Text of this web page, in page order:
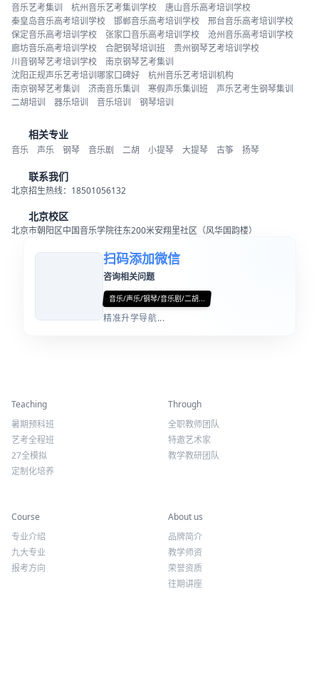
音乐艺考集训 杭州音乐艺考集训学校
唐山音乐高考培训学校
秦皇岛音乐高考培训学校
邯郸音乐高考培训学校
邢台音乐高考培训学校
保定音乐高考培训学校
张家口音乐高考培训学校
沧州音乐高考培训学校
廊坊音乐高考培训学校
合肥钢琴培训班
贵州钢琴艺考培训学校
川音钢琴艺考培训学校
南京钢琴艺考集训
沈阳正规声乐艺考培训哪家口碑好
杭州音乐艺考培训机构
南京钢琴艺考集训
济南音乐集训 寒假声乐集训班
声乐艺考生钢琴集训
二胡培训
器乐培训 音乐培训 钢琴培训
相关专业
音乐 声乐 钢琴 音乐剧 二胡 小提琴 大提琴 古筝 扬琴
联系我们
北京招生热线：18501056132
北京校区
北京市朝阳区中国音乐学院往东200米安翔里社区（风华国韵楼）
扫码添加微信
咨询相关问题
音乐/声乐/钢琴/音乐剧/二胡...
精准升学导航...
Teaching
暑期预科班
艺考全程班
27全模拟
定制化培养
Through
全职教师团队
特邀艺术家
教学教研团队
Course
专业介绍
九大专业
报考方向
About us
品牌简介
教学师资
荣誉资质
往期讲座